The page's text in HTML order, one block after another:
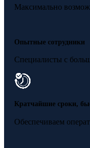
Максимально
Опытные сотрудники
Специалисты с
Кратчайшие сроки,
Обеспечиваем